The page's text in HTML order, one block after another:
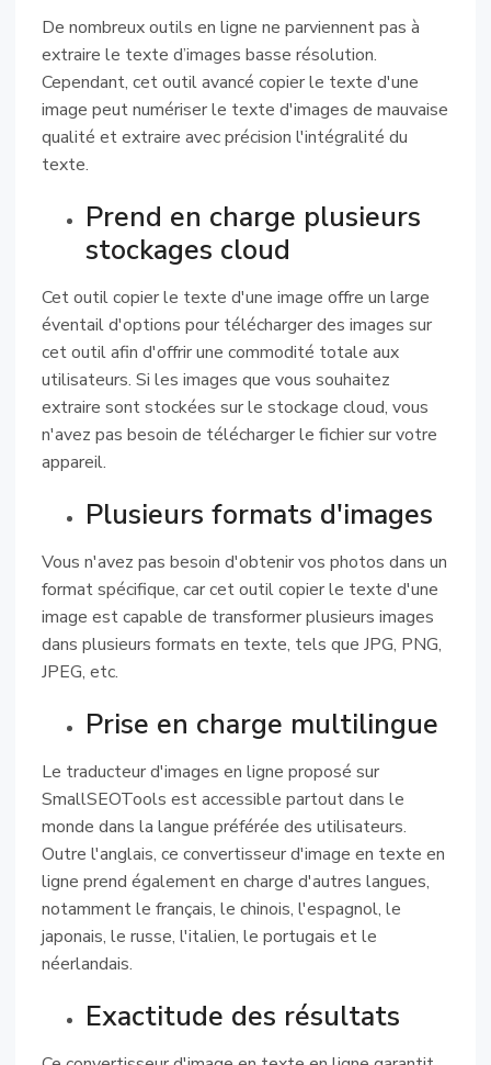
De nombreux outils en ligne ne parviennent pas à
extraire le texte d’images basse résolution.
Cependant, cet outil avancé copier le texte d'une
image peut numériser le texte d'images de mauvaise
qualité et extraire avec précision l'intégralité du
texte.
Prend en charge plusieurs
stockages cloud
Cet outil copier le texte d'une image offre un large
éventail d'options pour télécharger des images sur
cet outil afin d'offrir une commodité totale aux
utilisateurs. Si les images que vous souhaitez
extraire sont stockées sur le stockage cloud, vous
n'avez pas besoin de télécharger le fichier sur votre
appareil.
Plusieurs formats d'images
Vous n'avez pas besoin d'obtenir vos photos dans un
format spécifique, car cet outil copier le texte d'une
image est capable de transformer plusieurs images
dans plusieurs formats en texte, tels que JPG, PNG,
JPEG, etc.
Prise en charge multilingue
Le traducteur d'images en ligne proposé sur
SmallSEOTools est accessible partout dans le
monde dans la langue préférée des utilisateurs.
Outre l'anglais, ce convertisseur d'image en texte en
ligne prend également en charge d'autres langues,
notamment le français, le chinois, l'espagnol, le
japonais, le russe, l'italien, le portugais et le
néerlandais.
Exactitude des résultats